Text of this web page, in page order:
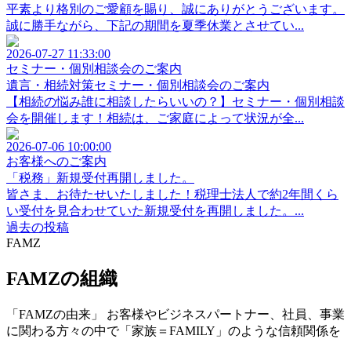
平素より格別のご愛顧を賜り、誠にありがとうございます。
誠に勝手ながら、下記の期間を夏季休業とさせてい...
2026-07-27 11:33:00
セミナー・個別相談会のご案内
遺言・相続対策セミナー・個別相談会のご案内
【相続の悩み誰に相談したらいいの？】セミナー・個別相談
会を開催します！相続は、ご家庭によって状況が全...
2026-07-06 10:00:00
お客様へのご案内
「税務」新規受付再開しました。
皆さま、お待たせいたしました！税理士法人で約2年間くら
い受付を見合わせていた新規受付を再開しました。...
過去の投稿
FAMZ
FAMZの組織
「FAMZの由来」 お客様やビジネスパートナー、社員、事業
に関わる方々の中で「家族＝FAMILY」のような信頼関係を